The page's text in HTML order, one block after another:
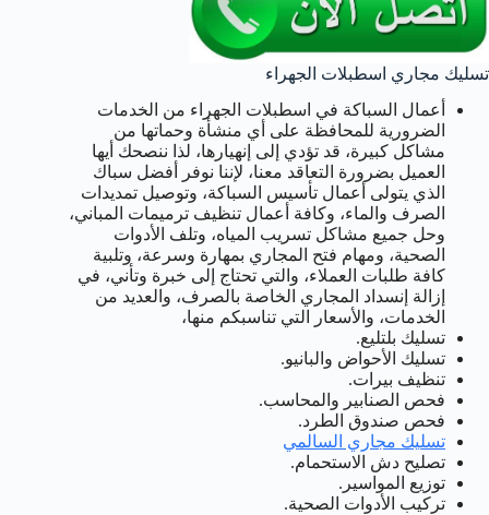
تسليك مجاري اسطبلات الجهراء
أعمال السباكة في اسطبلات الجهراء من الخدمات
الضرورية للمحافظة على أي منشأة وحماتها من
مشاكل كبيرة، قد تؤدي إلى إنهيارها، لذا ننصحك أيها
العميل بضرورة التعاقد معنا، لإننا نوفر أفضل سباك
الذي يتولى أعمال تأسيس السباكة، وتوصيل تمديدات
الصرف والماء، وكافة أعمال تنظيف ترميمات المباني،
وحل جميع مشاكل تسريب المياه، وتلف الأدوات
الصحية، ومهام فتح المجاري بمهارة وسرعة، وتلبية
كافة طلبات العملاء، والتي تحتاج إلى خبرة وتأني، في
إزالة إنسداد المجاري الخاصة بالصرف، والعديد من
الخدمات، والأسعار التي تناسبكم منها،
تسليك بلتليع.
تسليك الأحواض والبانيو.
تنظيف بيرات.
فحص الصنابير والمحاسب.
فحص صندوق الطرد.
تسليك مجاري السالمي
تصليح دش الاستحمام.
توزيع المواسير.
تركيب الأدوات الصحية.